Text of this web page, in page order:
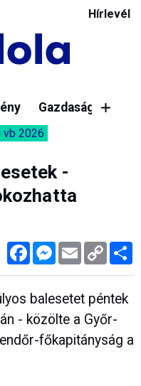
Hírlevél
Gazdaság
vb 2026
-
FacebookMessenger
Email Copy
Link
balesetet péntek
- közölte a Győr-
főkapitányság a